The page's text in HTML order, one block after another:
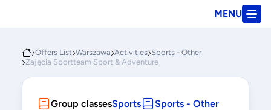
MENU
Offers List Warszawa Activities Sports - Other
Zajęcia Sportteam Sport & Adventure
Group classesSports Sports - Other